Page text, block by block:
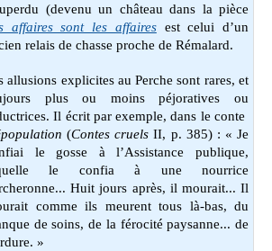
(devenu un château dans la pièce
affaires sont les affairesest celui d’un
relais de chasse proche de Rémalard.
allusions explicites au Perche sont rares, et
plus ou moins péjoratives ou
Il écrit par exemple, dans le conte
(Contes cruelsII, p. 385) : « Je
le gosse à l’Assistance publique,
le confia à une nourrice
Huit jours après, il mourait... Il
comme ils meurent tous là-bas, du
de soins, de la férocité paysanne... de
»